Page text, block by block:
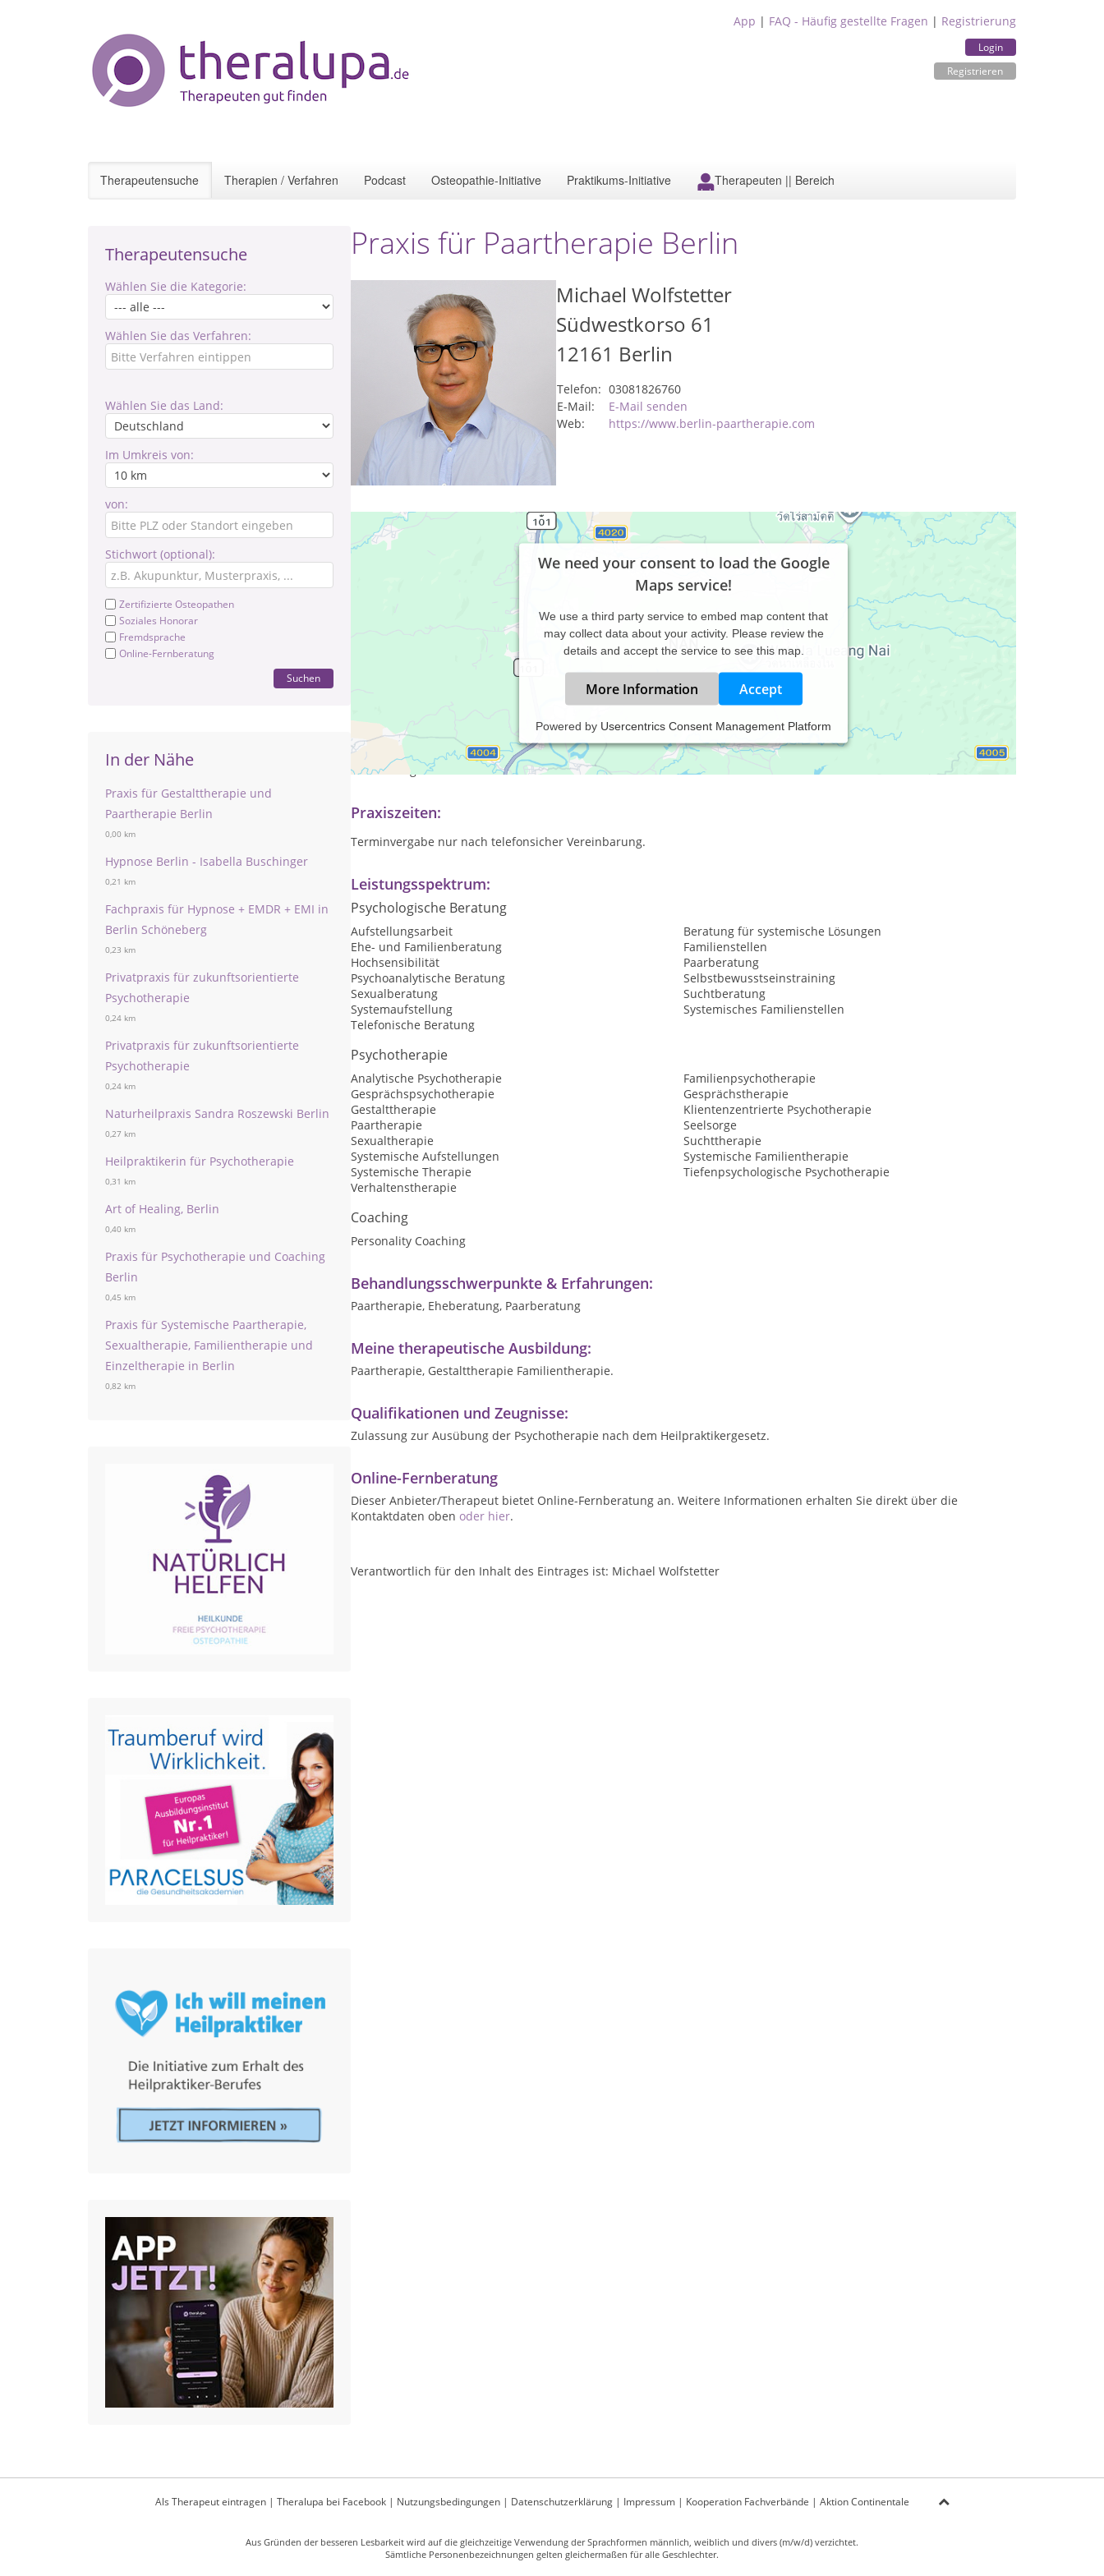
App | FAQ - Häufig gestellte Fragen | Registrierung
Login
Registrieren
Therapeutensuche Therapien / Verfahren Podcast Osteopathie-Initiative Praktikums-Initiative Therapeuten || Bereich
Therapeutensuche
Wählen Sie die Kategorie:
Wählen Sie das Verfahren:
Wählen Sie das Land:
Im Umkreis von:
von:
Stichwort (optional):
Zertifizierte Osteopathen
Soziales Honorar
Fremdsprache
Online-Fernberatung
Suchen
In der Nähe
Praxis für Gestalttherapie und
Paartherapie Berlin
0,00 km
Hypnose Berlin - Isabella Buschinger
0,21 km
Fachpraxis für Hypnose + EMDR + EMI in
Berlin Schöneberg
0,23 km
Privatpraxis für zukunftsorientierte
Psychotherapie
0,24 km
Privatpraxis für zukunftsorientierte
Psychotherapie
0,24 km
Naturheilpraxis Sandra Roszewski Berlin
0,27 km
Heilpraktikerin für Psychotherapie
0,31 km
Art of Healing, Berlin
0,40 km
Praxis für Psychotherapie und Coaching
Berlin
0,45 km
Praxis für Systemische Paartherapie,
Sexualtherapie, Familientherapie und
Einzeltherapie in Berlin
0,82 km
Praxis für Paartherapie Berlin
Michael Wolfstetter
Südwestkorso 61
12161 Berlin
Telefon: 03081826760
E-Mail:
E-Mail senden
Web:
https://www.berlin-paartherapie.com
We need your consent to load the Google
Maps service!
We use a third party service to embed map content that
may collect data about your activity. Please review the
details and accept the service to see this map.
More Information Accept
Powered by Usercentrics Consent Management Platform
Paartherapie Berlinbietet Ihnen Beratung bei:Trennungsabsichten (Trennunsgedanken)und inakuten
Beziehungskrisenan! Ein Angebot fürheterosexuelle schwuleundlesbische Paare
. Unsere Praxis befindet sich in Berlin
Schöneberg
Praxiszeiten:
Terminvergabe nur nach telefonsicher Vereinbarung.
Leistungsspektrum:
Psychologische Beratung
Aufstellungsarbeit
Beratung für systemische Lösungen
Ehe- und Familienberatung
Familienstellen
Hochsensibilität
Paarberatung
Psychoanalytische Beratung
Selbstbewusstseinstraining
Sexualberatung
Suchtberatung
Systemaufstellung
Systemisches Familienstellen
Telefonische Beratung
Psychotherapie
Analytische Psychotherapie
Familienpsychotherapie
Gesprächspsychotherapie
Gesprächstherapie
Gestalttherapie
Klientenzentrierte Psychotherapie
Paartherapie
Seelsorge
Sexualtherapie
Suchttherapie
Systemische Aufstellungen
Systemische Familientherapie
Systemische Therapie
Tiefenpsychologische Psychotherapie
Verhaltenstherapie
Coaching
Personality Coaching
Behandlungsschwerpunkte & Erfahrungen:
Paartherapie, Eheberatung, Paarberatung
Meine therapeutische Ausbildung:
Paartherapie, Gestalttherapie Familientherapie.
Qualifikationen und Zeugnisse:
Zulassung zur Ausübung der Psychotherapie nach dem Heilpraktikergesetz.
Online-Fernberatung
Dieser Anbieter/Therapeut bietet Online-Fernberatung an. Weitere Informationen erhalten Sie direkt über die
Kontaktdaten oben oder hier.
Verantwortlich für den Inhalt des Eintrages ist: Michael Wolfstetter
Als Therapeut eintragen| Theralupa bei Facebook| Nutzungsbedingungen| Datenschutzerklärung| Impressum| Kooperation Fachverbände | Aktion Continentale
Aus Gründen der besseren Lesbarkeit wird auf die gleichzeitige Verwendung der Sprachformen männlich, weiblich und divers (m/w/d) verzichtet.
Sämtliche Personenbezeichnungen gelten gleichermaßen für alle Geschlechter.